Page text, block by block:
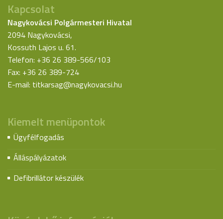
Kapcsolat
Nagykovácsi Polgármesteri Hivatal
2094 Nagykovácsi,
Kossuth Lajos u. 61.
Telefon: +36 26 389-566/103
Fax: +36 26 389-724
E-mail: titkarsag@nagykovacsi.hu
Kiemelt menüpontok
Ügyfélfogadás
Álláspályázatok
Defibrillátor készülék